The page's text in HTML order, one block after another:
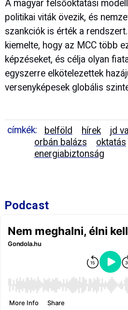
A magyar felsőoktatási
politikai viták övezik, és
szankciók is érték a
kiemelte, hogy az MCC több
képzéseket, és célja olyan
egyszerre elkötelezettek
versenyképesek globális
címkék: belföld hírek jd
orbán balázs
oktatás
energiabiztonság
Podcast